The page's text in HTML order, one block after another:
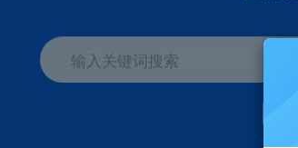
输入关键词搜索